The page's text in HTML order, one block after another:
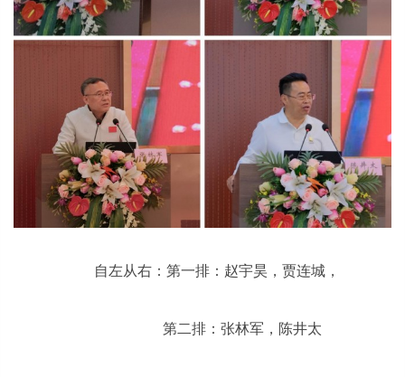
自左从右：第一排：赵宇昊，贾连城，
第二排：张林军，陈井太